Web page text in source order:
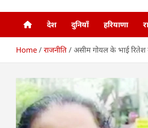
Jyotikan
देश दुनियाँ हरियाणा
Home राजनीति असीम गोयल के भाई रितेश